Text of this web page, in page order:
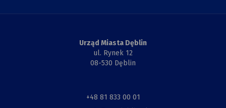
Urząd Miasta Dęblin
ul. Rynek 12
08-530 Dęblin
+48 81 833 00 01